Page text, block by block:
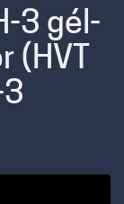
3 gél-
(HVT